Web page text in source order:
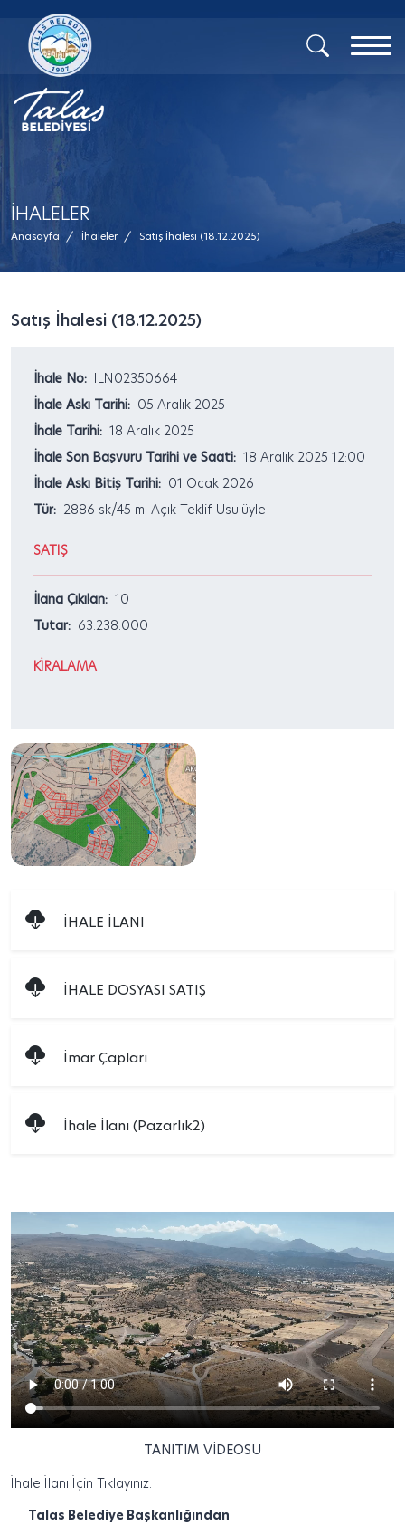
İHALELER
Anasayfa / İhaleler / Satış İhalesi (18.12.2025)
Satış İhalesi (18.12.2025)
İhale No: ILN02350664
İhale Askı Tarihi: 05 Aralık 2025
İhale Tarihi: 18 Aralık 2025
İhale Son Başvuru Tarihi ve Saati: 18 Aralık 2025 12:00
İhale Askı Bitiş Tarihi: 01 Ocak 2026
Tür: 2886 sk/45 m. Açık Teklif Usulüyle
SATIŞ
İlana Çıkılan: 10
Tutar: 63.238.000
KİRALAMA
İHALE İLANI
İHALE DOSYASI SATIŞ
İmar Çapları
İhale İlanı (Pazarlık2)
TANITIM VİDEOSU
İhale İlanı İçin Tıklayınız.
Talas Belediye Başkanlığından